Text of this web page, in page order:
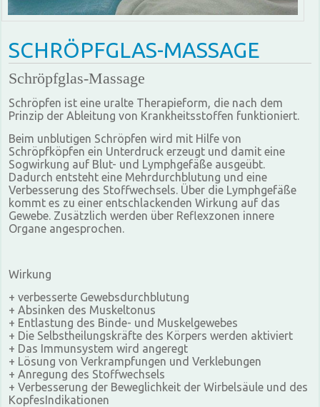
SCHRÖPFGLAS-MASSAGE
Schröpfglas-Massage
Schröpfen ist eine uralte Therapieform, die nach dem
Prinzip der Ableitung von Krankheitsstoffen funktioniert.
Beim unblutigen Schröpfen wird mit Hilfe von
Schröpfköpfen ein Unterdruck erzeugt und damit eine
Sogwirkung auf Blut- und Lymphgefäße ausgeübt.
Dadurch entsteht eine Mehrdurchblutung und eine
Verbesserung des Stoffwechsels. Über die Lymphgefäße
kommt es zu einer entschlackenden Wirkung auf das
Gewebe. Zusätzlich werden über Reflexzonen innere
Organe angesprochen.
Wirkung
+ verbesserte Gewebsdurchblutung
+ Absinken des Muskeltonus
+ Entlastung des Binde- und Muskelgewebes
+ Die Selbstheilungskräfte des Körpers werden aktiviert
+ Das Immunsystem wird angeregt
+ Lösung von Verkrampfungen und Verklebungen
+ Anregung des Stoffwechsels
+ Verbesserung der Beweglichkeit der Wirbelsäule und des
KopfesIndikationen